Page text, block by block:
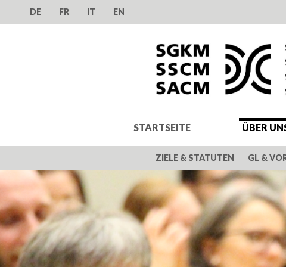
DE FR IT EN
STARTSEITE ÜBER
ZIELE & STATUTEN GL &